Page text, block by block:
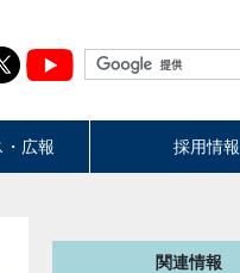
・広報 採用情報
関連情報